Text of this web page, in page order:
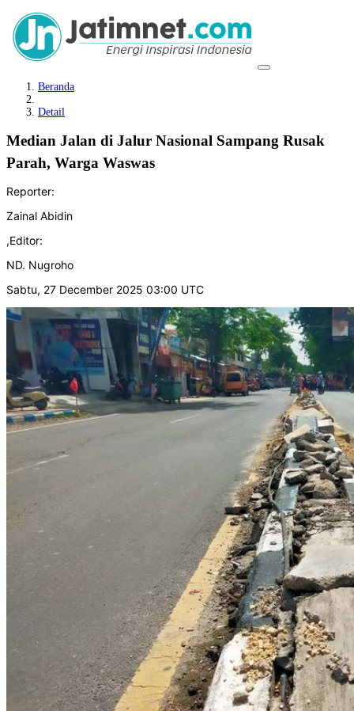
Beranda
Detail
Median Jalan di Jalur Nasional Sampang Rusak
Parah, Warga Waswas
Reporter:
Zainal Abidin
,Editor:
ND. Nugroho
Sabtu, 27 December 2025 03:00 UTC